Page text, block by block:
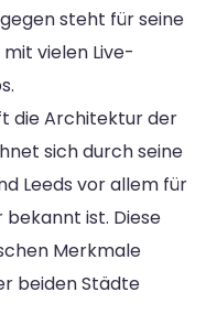
steht für seine
vielen Live-
die Architektur der
sich durch seine
Leeds vor allem für
ist. Diese
Merkmale
beiden Städte